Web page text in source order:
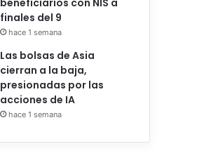
beneficiarios con NIS a
finales del 9
hace 1 semana
Las bolsas de Asia
cierran a la baja,
presionadas por las
acciones de IA
hace 1 semana